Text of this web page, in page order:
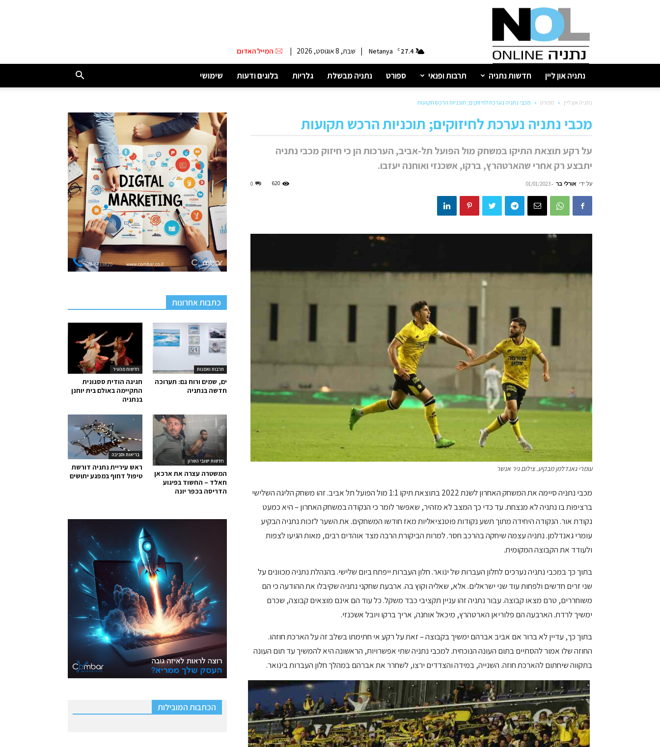
נתניה
27.4
C
Netanya
| שבת, 8 אוגוסט, 2026 | המייל האדום
נתניה און ליין חדשות נתניה תרבות ופנאי ספורט נתניה מבשלת גלריות בלוגים ודעות שימושי
נתניה און ליין ספורט מכבי נתניה נערכת לחיזוקים; תוכניות הרכש תקועות
מכבי נתניה נערכת לחיזוקים; תוכניות הרכש תקועות
על רקע תוצאת התיקו במשחק מול הפועל תל-אביב, הערכות הן כי חיזוק מכבי נתניה
יתבצע רק אחרי שהארטהרץ, ברקו, אשכנזי ואוחנה יעזבו.
על ידי אורלי בר -
01/01/2023
0 620
עומרי גאנדלמן מבקיע. צילום ניר אנשר
מכבי נתניה סיימה את המשחק האחרון לשנת 2022 בתוצאת תיקו 1:1 מול הפועל תל אביב. זהו משחק הליגה השלישי
ברציפות בו נתניה לא מנצחת. עד כדי כך המצב לא מזהיר, שאפשר לומר כי הנקודה במשחק האחרון – היא כמעט
נקודת אור. הנקודה היחידה מתוך תשע נקודות פוטנציאליות מאז חודשו המשחקים. את השער לזכות נתניה הבקיע
עומרי גאנדלמן. נתניה עצמה שיחקה בהרכב חסר. למרות הביקורת הרבה מצד אוהדים רבים, מאות הגיעו לצפות
ולעודד את הקבוצה המקומית.
בתוך כך במכבי נתניה נערכים לחלון העברות של ינואר. חלון העברות ייפתח ביום שלישי. בהנהלת נתניה מכוונים על
שני זרים חדשים ולפחות עוד שני ישראלים. אלא, שאליה וקוץ בה. ארבעת שחקני נתניה שקיבלו את ההודעה כי הם
משוחררים, טרם מצאו קבוצה. עבור נתניה זהו עניין תקציבי כבד משקל. כל עוד הם אינם מוצאים קבוצה, שכרם
ימשיך לרדת. הארבעה הם פלוריאן הארטהרץ, מיכאל אוחנה, אריך ברקו ויובל אשכנזי.
בתוך כך, עדיין לא ברור אם אביב אברהם ימשיך בקבוצה – זאת על רקע אי חתימתו בשלב זה על הארכת חוזהו.
החוזה שלו אמור להסתיים בתום העונה הנוכחית. למכבי נתניה שתי אפשרויות, הראשונה היא להמשיך עד תום העונה
בתקווה שיחתום להארכת חוזה. השנייה, במידה והצדדים ירצו, לשחרר את אברהם במהלך חלון העברות בינואר.
כתבות אחרונות
חדשות מהעיר
חגיגה הודית ססגונית
התקיימה באולם בית יוחנן
בנתניה
תרבות ואמנות
ים, שמים ורוח גם: תערוכה
חדשה בנתניה
בריאות וסביבה
ראש עיריית נתניה דורשת
טיפול דחוף במפגע יתושים
חדשות ישובי השרון
המשטרה עצרה את ארכאן
חאלד – החשוד בפיגוע
הדריסה בכפר יונה
הכתבות המובילות